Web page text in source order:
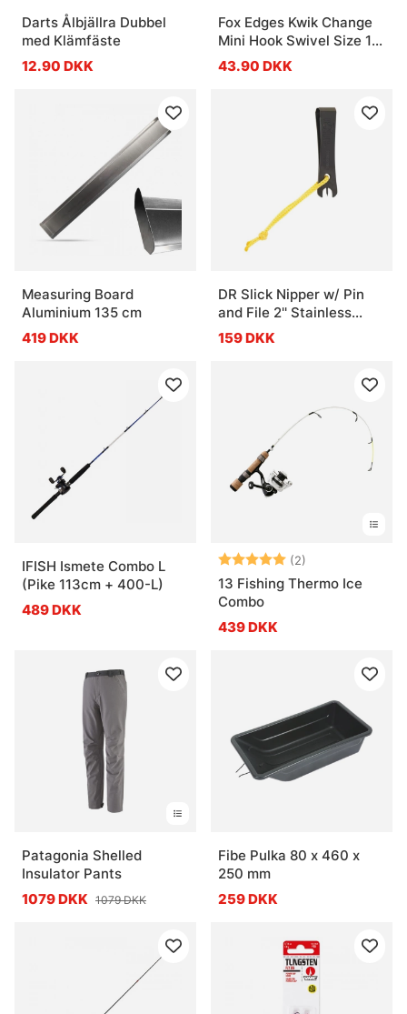
Darts Ålbjällra Dubbel
med Klämfäste
12.90 DKK
Fox Edges Kwik Change
Mini Hook Swivel Size 11
(10-pack)
43.90 DKK
Measuring Board
Aluminium 135 cm
419 DKK
DR Slick Nipper w/ Pin
and File 2'' Stainless
Steel Black
159 DKK
IFISH Ismete Combo L
(Pike 113cm + 400-L)
489 DKK
Vurdering: (2)
13 Fishing Thermo Ice
Combo
439 DKK
Patagonia Shelled
Insulator Pants
1079 DKK 1079 DKK
Fibe Pulka 80 x 460 x
250 mm
259 DKK